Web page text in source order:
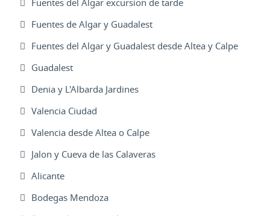
Fuentes del Algar excursion de tarde
Fuentes de Algar y Guadalest
Fuentes del Algar y Guadalest desde Altea y Calpe
Guadalest
Denia y L'Albarda Jardines
Valencia Ciudad
Valencia desde Altea o Calpe
Jalon y Cueva de las Calaveras
Alicante
Bodegas Mendoza